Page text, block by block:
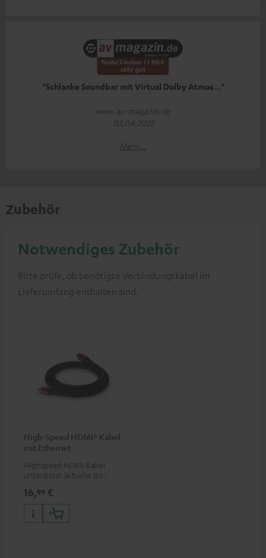
"Schlanke Soundbar mit Virtual Dolby Atmos..."
www.av-magazin.de
03.04.2025
Mehr...
Zubehör
Notwendiges Zubehör
Bitte prüfe, ob benötigte Verbindungskabel im
Lieferumfang enthalten sind.
High-Speed HDMI® Kabel
mit Ethernet
Highspeed HDMI-Kabel
unterstützt aktuelle Standards
16,99 €